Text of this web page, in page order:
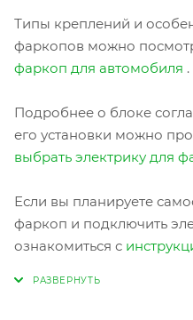
Типы креплений и
фаркопов можно
фаркоп для автомобиля .
Подробнее о блоке
его установки можно
выбрать электрику для
Если вы планируете
фаркоп и подключить
ознакомиться с